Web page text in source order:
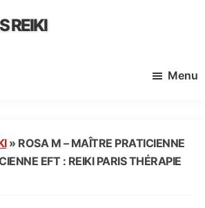
REIKI
Menu
» ROSA M – MAÎTRE PRATICIENNE
EFT : REIKI PARIS THÉRAPIE